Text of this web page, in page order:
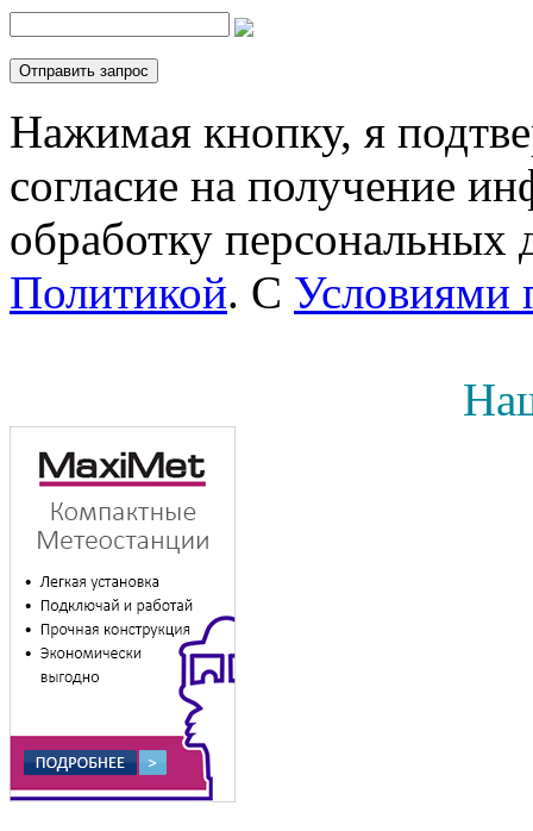
Нажимая кнопку, я
согласие на получение
обработку персональных
Политикой. С Условиями